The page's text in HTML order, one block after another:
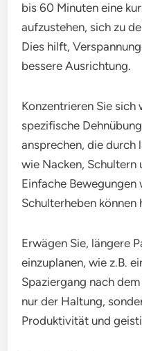
bis 60 Minuten eine
aufzustehen, sich zu
Dies hilft,
bessere Ausrichtung.
Konzentrieren Sie sich
spezifische
ansprechen, die durch
wie Nacken, Schultern
Einfache Bewegungen
Schulterheben können
Erwägen Sie, längere
einzuplanen, wie z.B.
Spaziergang nach
nur der Haltung,
Produktivität und